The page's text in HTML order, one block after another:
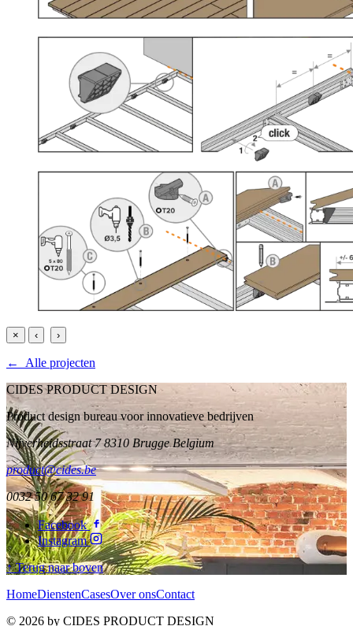
× ‹ ›
← Alle projecten
CIDES PRODUCT DESIGN
Product design bureau voor innovatieve bedrijven
Nijverheidsstraat 7 8310 Brugge Belgium
product@cides.be
0032 50 67 32 91
Facebook
Instagram
↑ Terug naar boven
HomeDienstenCasesOver onsContact
© 2026 by CIDES PRODUCT DESIGN